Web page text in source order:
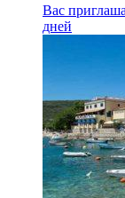
Вас
дней